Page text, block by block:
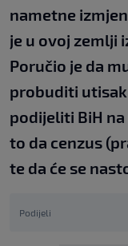
nametne
je u ovoj zemlji
Poručio je da
probuditi
podijeliti BiH
to da cenzus
te da će se
Podijeli